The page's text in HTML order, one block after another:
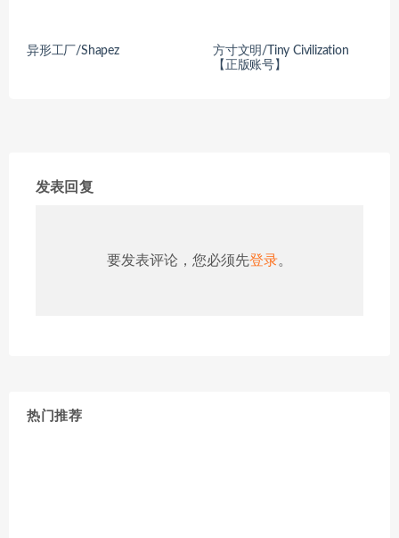
异形工厂/Shapez
方寸文明/Tiny Civilization
【正版账号】
发表回复
要发表评论，您必须先登录。
热门推荐